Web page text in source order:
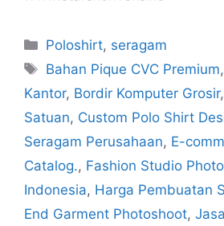
Poloshirt, seragam
Bahan Pique CVC Premium,
Kantor, Bordir Komputer Grosir,
Satuan, Custom Polo Shirt
Seragam Perusahaan, E-
Catalog., Fashion Studio
Indonesia, Harga Pembuatan
End Garment Photoshoot,